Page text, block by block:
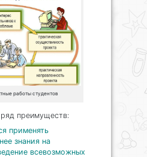
работы студентов
преимуществ:
применять
знания на
всевозможных